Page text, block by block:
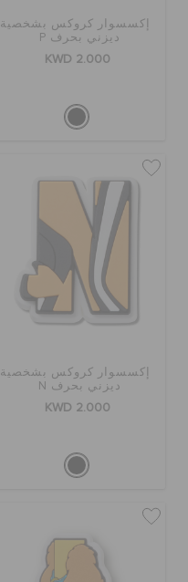
إكسسوار كروكس بشخصية
ديزني بحرف P
KWD 2.000
إكسسوار كروكس بشخصية
ديزني بحرف N
KWD 2.000